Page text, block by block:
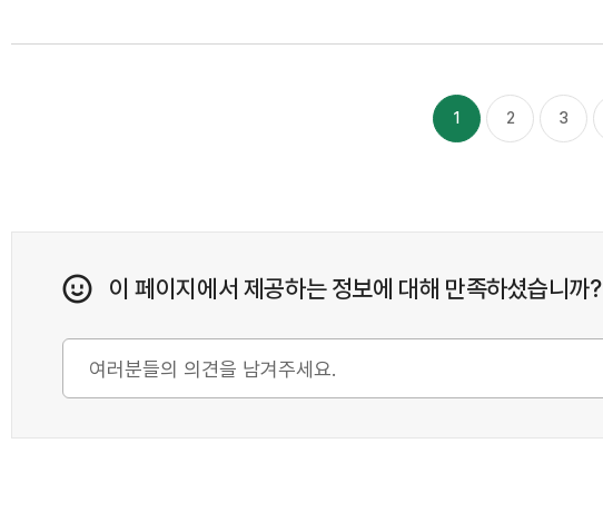
1 2 3
이 페이지에서 제공하는 정보에 대해 만족하셨습니까?